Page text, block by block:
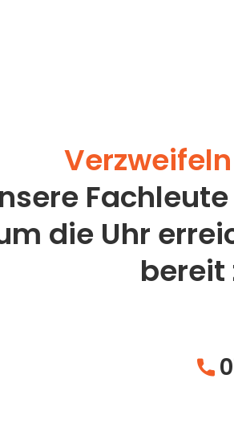
die Uhr
bereit